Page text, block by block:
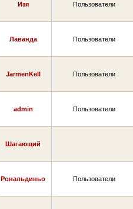
Изя Пользователи
Лаванда Пользователи
JarmenKell Пользователи
admin Пользователи
Шагающий
Рональдиньо Пользователи